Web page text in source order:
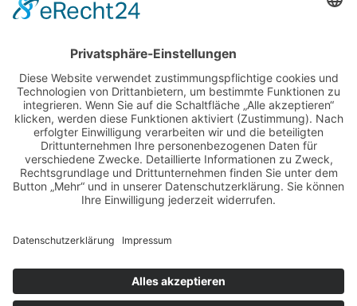
BILDER & VIDEOS
ALLE NEWS PER E-MAIL